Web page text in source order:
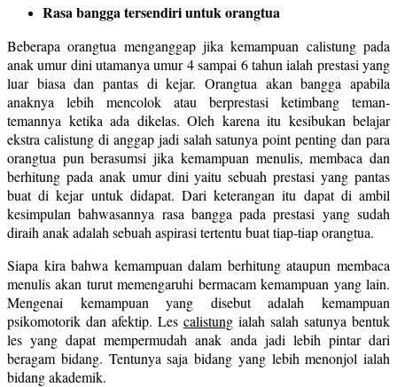
Rasa bangga tersendiri untuk orangtua
Beberapa orangtua menganggap jika kemampuan calistung pada
anak umur dini utamanya umur 4 sampai 6 tahun ialah prestasi yang
luar biasa dan pantas di kejar. Orangtua akan bangga apabila
anaknya lebih mencolok atau berprestasi ketimbang teman-
temannya ketika ada dikelas. Oleh karena itu kesibukan belajar
ekstra calistung di anggap jadi salah satunya point penting dan para
orangtua pun berasumsi jika kemampuan menulis, membaca dan
berhitung pada anak umur dini yaitu sebuah prestasi yang pantas
buat di kejar untuk didapat. Dari keterangan itu dapat di ambil
kesimpulan bahwasannya rasa bangga pada prestasi yang sudah
diraih anak adalah sebuah aspirasi tertentu buat tiap-tiap orangtua.
Siapa kira bahwa kemampuan dalam berhitung ataupun membaca
menulis akan turut memengaruhi bermacam kemampuan yang lain.
Mengenai kemampuan yang disebut adalah kemampuan
psikomotorik dan afektip. Les calistung ialah salah satunya bentuk
les yang dapat mempermudah anak anda jadi lebih pintar dari
beragam bidang. Tentunya saja bidang yang lebih menonjol ialah
bidang akademik.